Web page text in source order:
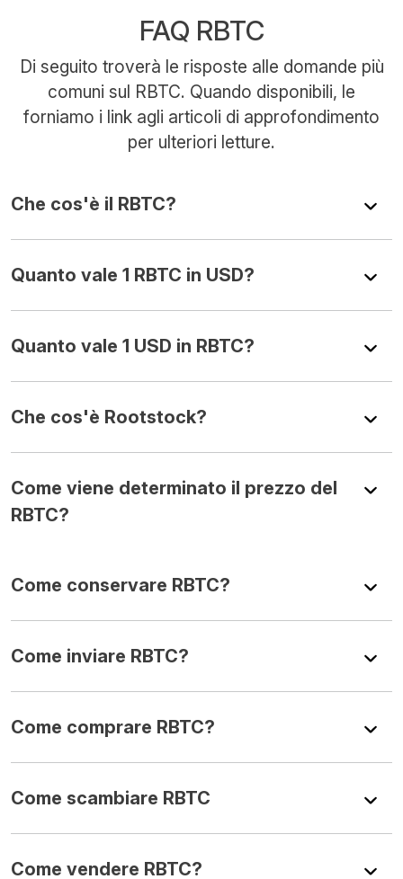
FAQ RBTC
Di seguito troverà le risposte alle domande più
comuni sul RBTC. Quando disponibili, le
forniamo i link agli articoli di approfondimento
per ulteriori letture.
Che cos'è il RBTC?
Quanto vale 1 RBTC in USD?
Quanto vale 1 USD in RBTC?
Che cos'è Rootstock?
Come viene determinato il prezzo del
RBTC?
Come conservare RBTC?
Come inviare RBTC?
Come comprare RBTC?
Come scambiare RBTC
Come vendere RBTC?